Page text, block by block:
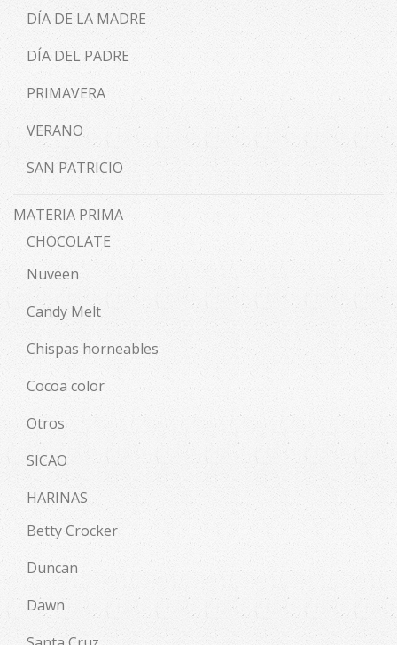
DÍA DE LA MADRE
DÍA DEL PADRE
PRIMAVERA
VERANO
SAN PATRICIO
MATERIA PRIMA
CHOCOLATE
Nuveen
Candy Melt
Chispas horneables
Cocoa color
Otros
SICAO
HARINAS
Betty Crocker
Duncan
Dawn